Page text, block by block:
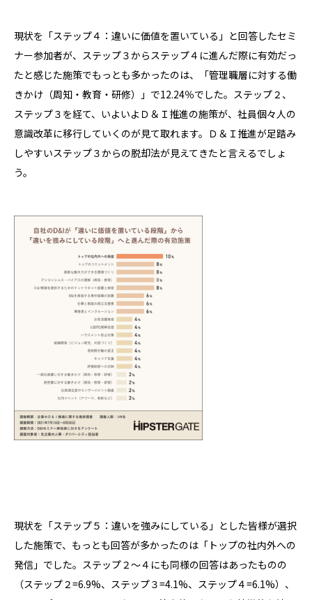
現状を「ステップ４：違いに価値を置いている」と回答したセミ
ナー参加者が、ステップ３からステップ４に進んだ際に有効だっ
たと感じた施策でもっとも多かったのは、「管理職層に対する働
きかけ（周知・教育・研修）」で12.24％でした。ステップ２、
ステップ３を経て、いよいよＤ＆Ｉ推進の施策が、社員個々人の
意識改革に移行していくのが見て取れます。Ｄ＆Ｉ推進が足踏み
しやすいステップ３からの脱却法が見えてきたと言えるでしょ
う。
現状を「ステップ５：違いを強みにしている」とした皆様が選択
した施策で、もっとも回答が多かったのは「トップの社内外への
発信」でした。ステップ２～４にも同様の回答はあったものの
（ステップ２=6.9%、ステップ３=4.1%、ステップ４=6.1%）、